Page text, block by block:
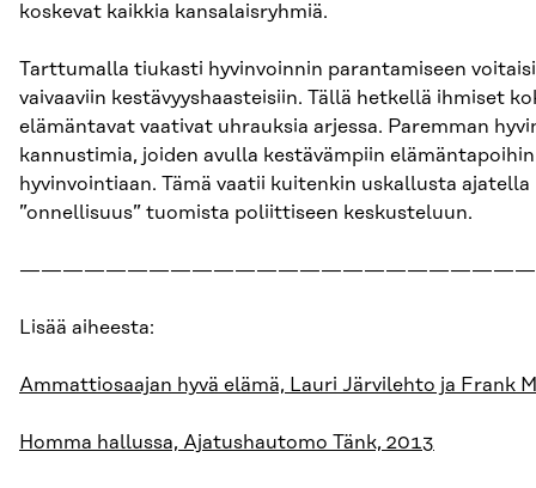
koskevat kaikkia kansalaisryhmiä.
Tarttumalla tiukasti hyvinvoinnin parantamiseen
vaivaaviin kestävyyshaasteisiin. Tällä hetkellä ihmiset
elämäntavat vaativat uhrauksia arjessa. Paremman
kannustimia, joiden avulla kestävämpiin
hyvinvointiaan. Tämä vaatii kuitenkin uskallusta
”onnellisuus” tuomista poliittiseen keskusteluun.
Lisää aiheesta:
Ammattiosaajan hyvä elämä, Lauri Järvilehto ja Frank
Homma hallussa, Ajatushautomo Tänk, 2013